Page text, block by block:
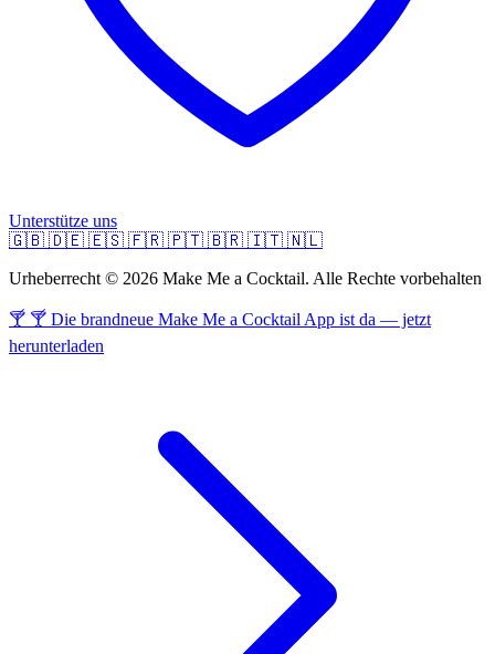
Unterstütze uns
🇬🇧 🇩🇪 🇪🇸 🇫🇷 🇵🇹 🇧🇷 🇮🇹 🇳🇱
Urheberrecht © 2026 Make Me a Cocktail. Alle Rechte vorbehalten
🍸 🍸 Die brandneue Make Me a Cocktail App ist da — jetzt
herunterladen